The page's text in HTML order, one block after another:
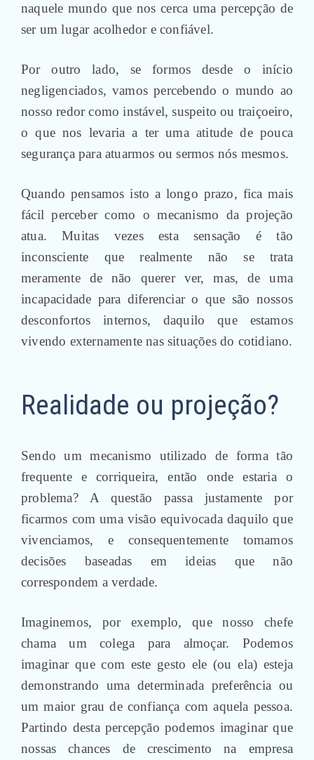
naquele mundo que nos cerca uma percepção de
ser um lugar acolhedor e confiável.
Por outro lado, se formos desde o início
negligenciados, vamos percebendo o mundo ao
nosso redor como instável, suspeito ou traiçoeiro,
o que nos levaria a ter uma atitude de pouca
segurança para atuarmos ou sermos nós mesmos.
Quando pensamos isto a longo prazo, fica mais
fácil perceber como o mecanismo da projeção
atua. Muitas vezes esta sensação é tão
inconsciente que realmente não se trata
meramente de não querer ver, mas, de uma
incapacidade para diferenciar o que são nossos
desconfortos internos, daquilo que estamos
vivendo externamente nas situações do cotidiano.
Realidade ou projeção?
Sendo um mecanismo utilizado de forma tão
frequente e corriqueira, então onde estaria o
problema? A questão passa justamente por
ficarmos com uma visão equivocada daquilo que
vivenciamos, e consequentemente tomamos
decisões baseadas em ideias que não
correspondem a verdade.
Imaginemos, por exemplo, que nosso chefe
chama um colega para almoçar. Podemos
imaginar que com este gesto ele (ou ela) esteja
demonstrando uma determinada preferência ou
um maior grau de confiança com aquela pessoa.
Partindo desta percepção podemos imaginar que
nossas chances de crescimento na empresa